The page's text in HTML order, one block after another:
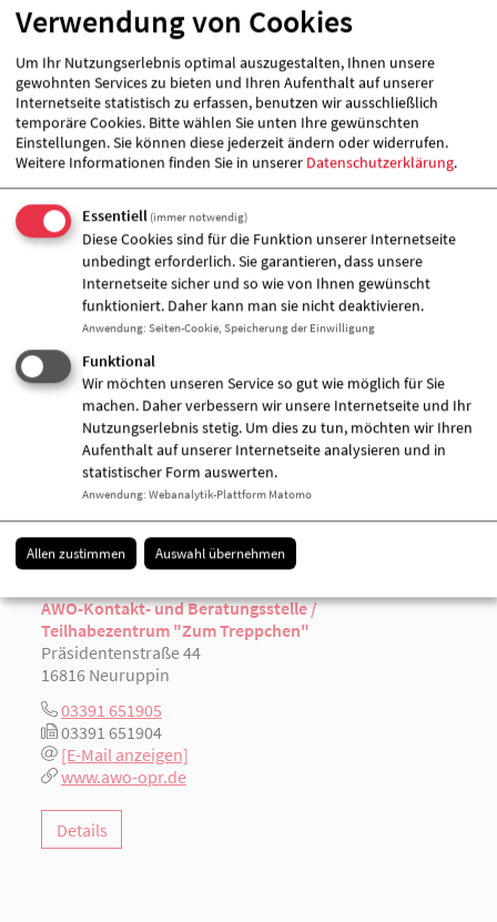
dies immer verbunden mit Kaffee & Kuchen, Snacks,
Wein, Süßem und/oder selbstgebackenem
Brot/Schmalzstullen. All dies fand bei schönem Wetter,
interessanten Gesprächen und Mitmachstationen
sowie Musik statt. Das Teilhabezentrum "zum
Treppchen" beteiligte sich u.a. mit dem Fotoprojekt
der Kontakt- und Beratungsstelle und hatte mit über
480 Besucher*innen regen Zulauf.
Zugeordnete Einrichtung
AWO-Kontakt- und Beratungsstelle /
Teilhabezentrum "Zum Treppchen"
Präsidentenstraße 44
16816 Neuruppin
03391 651905
03391 651904
[E-Mail anzeigen]
www.awo-opr.de
Details
Verwendung von Cookies
Um Ihr Nutzungserlebnis optimal auszugestalten, Ihnen unsere
gewohnten Services zu bieten und Ihren Aufenthalt auf unserer
Internetseite statistisch zu erfassen, benutzen wir ausschließlich
temporäre Cookies. Bitte wählen Sie unten Ihre gewünschten
Einstellungen. Sie können diese jederzeit ändern oder widerrufen.
Weitere Informationen finden Sie in unserer Datenschutzerklärung.
Essentiell (immer notwendig)
Diese Cookies sind für die Funktion unserer Internetseite
unbedingt erforderlich. Sie garantieren, dass unsere
Internetseite sicher und so wie von Ihnen gewünscht
funktioniert. Daher kann man sie nicht deaktivieren.
Anwendung: Seiten-Cookie, Speicherung der Einwilligung
Funktional
Wir möchten unseren Service so gut wie möglich für Sie
machen. Daher verbessern wir unsere Internetseite und Ihr
Nutzungserlebnis stetig. Um dies zu tun, möchten wir Ihren
Aufenthalt auf unserer Internetseite analysieren und in
statistischer Form auswerten.
Anwendung: Webanalytik-Plattform Matomo
Allen zustimmen Auswahl übernehmen